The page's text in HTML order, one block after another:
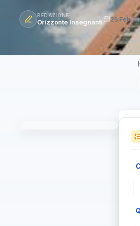
REDAZIONE
Orizzonte Insegnanti 26 Feb